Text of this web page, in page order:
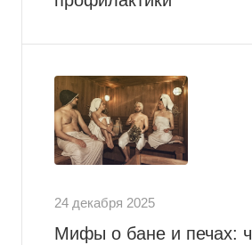
24 декабря 2025
Мифы о бане и печах: